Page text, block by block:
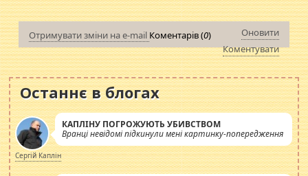
Отримувати зміни на e-mail Коментарів (0)
Оновити
Коментувати
Останнє в блогах
КАПЛІНУ ПОГРОЖУЮТЬ УБИВСТВОМ
Вранці невідомі підкинули мені картинку-попередження
Сергій Каплін